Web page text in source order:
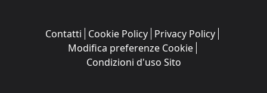
Contatti Cookie Policy Privacy Policy
Modifica preferenze Cookie
Condizioni d'uso Sito